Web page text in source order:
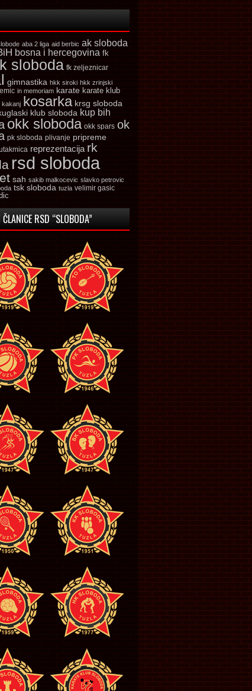
aba 2 liga aid berbic ak sloboda
bosna i hercegovina fk
sloboda fk zeljeznicar
gimnastika hkk siroki hkk zrinjski
in memoriam karate karate klub
kakanj kosarka krsg sloboda
klub sloboda kup bih
okk sloboda okk spars ok
pk sloboda plivanje pripreme
reprezentacija rk
rsd sloboda
sah sakib malkocevic slavko petrovic
tsk sloboda tuzla velimir gasic
RSD “SLOBODA”